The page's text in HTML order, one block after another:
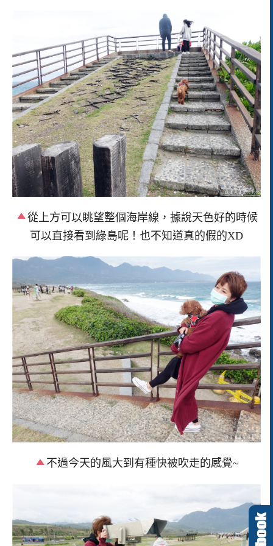
從上方可以眺望整個海岸線，據說天色好的時候
可以直接看到綠島呢！也不知道真的假的XD
不過今天的風大到有種快被吹走的感覺~